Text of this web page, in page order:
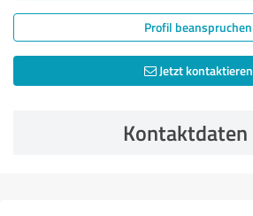
Profil beanspruchen
Jetzt kontaktieren
Kontaktdaten